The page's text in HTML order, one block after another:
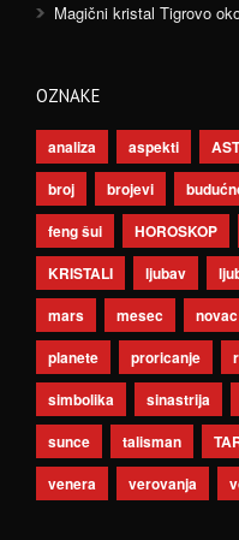
Magični kristal Tigrovo
OZNAKE
analiza aspekti
broj
brojevi
feng šui
HOROSKOP
KRISTALI
ljubav
mars
mesec novac
planete
proricanje
simbolika
sinastrija
sunce
talisman
venera
verovanja